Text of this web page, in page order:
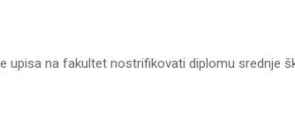
na fakultet nostrifikovati diplomu srednje